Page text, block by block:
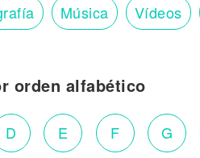
Música Vídeos
orden alfabético
D E F G